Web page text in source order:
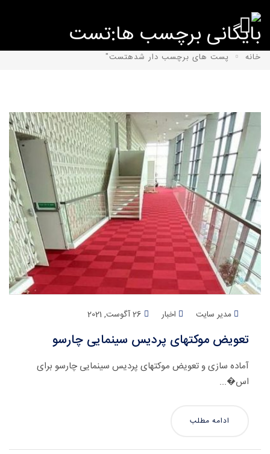
بایگانی برچسب ها:تست
خانه پست های برچسب دار شدهتست"
مدیر سایت اخبار
تعویض موکتهای پردیس سینمایی چارسو
آماده سازی و تعویض موکتهای پردیس سینمایی چارسو برای
اس�...
ادامه مطلب